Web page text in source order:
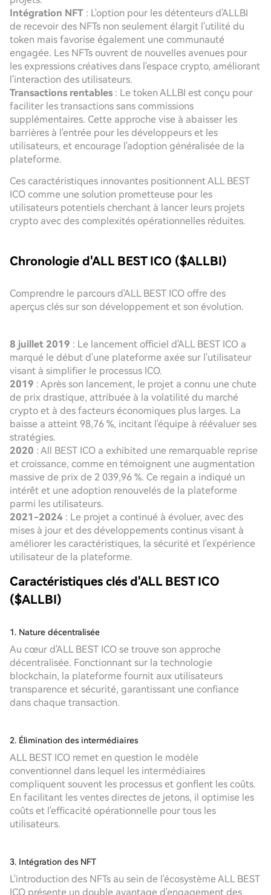
Intégration NFT : L'option pour les détenteurs d'ALLBI
de recevoir des NFTs non seulement élargit l'utilité du
token mais favorise également une communauté
engagée. Les NFTs ouvrent de nouvelles avenues pour
les expressions créatives dans l'espace crypto, améliorant
l'interaction des utilisateurs.
Transactions rentables : Le token ALLBI est conçu pour
faciliter les transactions sans commissions
supplémentaires. Cette approche vise à abaisser les
barrières à l'entrée pour les développeurs et les
utilisateurs, et encourage l'adoption généralisée de la
plateforme.
Ces caractéristiques innovantes positionnent ALL BEST
ICO comme une solution prometteuse pour les
utilisateurs potentiels cherchant à lancer leurs projets
crypto avec des complexités opérationnelles réduites.
Chronologie d'ALL BEST ICO ($ALLBI)
Comprendre le parcours d'ALL BEST ICO offre des
aperçus clés sur son développement et son évolution.
8 juillet 2019 : Le lancement officiel d'ALL BEST ICO a
marqué le début d'une plateforme axée sur l'utilisateur
visant à simplifier le processus ICO.
2019 : Après son lancement, le projet a connu une chute
de prix drastique, attribuée à la volatilité du marché
crypto et à des facteurs économiques plus larges. La
baisse a atteint 98,76 %, incitant l'équipe à réévaluer ses
stratégies.
2020 : All BEST ICO a exhibited une remarquable reprise
et croissance, comme en témoignent une augmentation
massive de prix de 2 039,96 %. Ce regain a indiqué un
intérêt et une adoption renouvelés de la plateforme
parmi les utilisateurs.
2021-2024 : Le projet a continué à évoluer, avec des
mises à jour et des développements continus visant à
améliorer les caractéristiques, la sécurité et l'expérience
utilisateur de la plateforme.
Caractéristiques clés d'ALL BEST ICO
($ALLBI)
1. Nature décentralisée
Au cœur d'ALL BEST ICO se trouve son approche
décentralisée. Fonctionnant sur la technologie
blockchain, la plateforme fournit aux utilisateurs
transparence et sécurité, garantissant une confiance
dans chaque transaction.
2. Élimination des intermédiaires
ALL BEST ICO remet en question le modèle
conventionnel dans lequel les intermédiaires
compliquent souvent les processus et gonflent les coûts.
En facilitant les ventes directes de jetons, il optimise les
coûts et l'efficacité opérationnelle pour tous les
utilisateurs.
3. Intégration des NFT
L'introduction des NFTs au sein de l'écosystème ALL BEST
ICO présente un double avantage d'engagement des